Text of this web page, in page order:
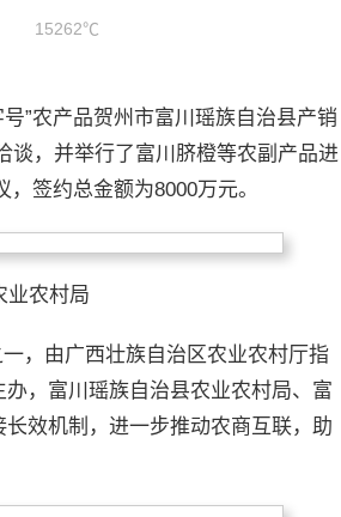
15262℃
”农产品贺州市富川瑶族自治县产销
谈，并举行了富川脐橙等农副产品进
签约总金额为8000万元。
业农村局
，由广西壮族自治区农业农村厅指
，富川瑶族自治县农业农村局、富
效机制，进一步推动农商互联，助